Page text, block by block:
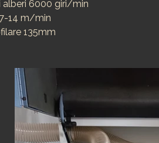
alberi 6000 giri/min
14 m/min
135mm